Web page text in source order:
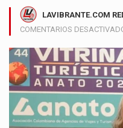
LAVIBRANTE.COM
COMENTARIOS